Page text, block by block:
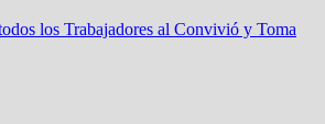
los Trabajadores al Convivió y Toma